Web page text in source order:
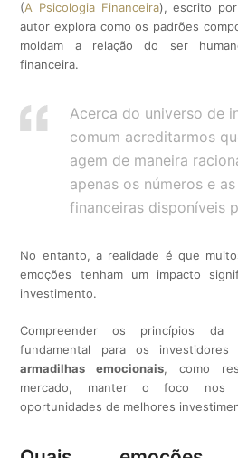
(A Psicologia Financeira), escrito
autor explora como os padrões
moldam a relação do ser
financeira.
Acerca do universo de
comum acreditarmos
agem de maneira
apenas os números e
financeiras disponíveis
No entanto, a realidade é que
emoções tenham um impacto
investimento.
Compreender os princípios da
fundamental para os
armadilhas emocionais, como
mercado, manter o foco nos
oportunidades de melhores